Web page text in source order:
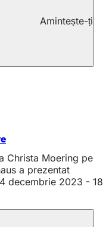
Amintește-ți
Christa Moering pe
a prezentat
decembrie 2023 - 18